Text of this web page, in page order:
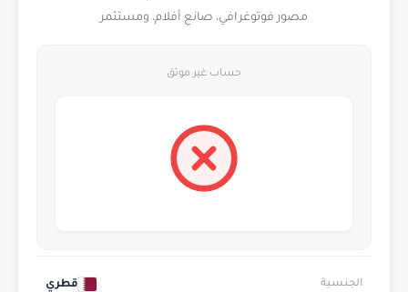
مصور فوتوغرافي، صانع أفلام، ومستثمر
حساب غير موثق
الجنسية قطري